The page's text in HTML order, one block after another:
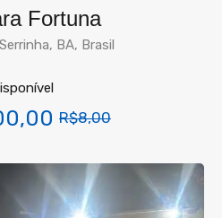
Fortuna
BA, Brasil
R$8,00